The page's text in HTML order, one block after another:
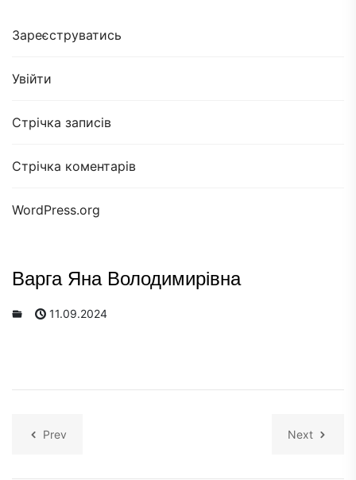
Зареєструватись
Увійти
Стрічка записів
Стрічка коментарів
WordPress.org
Варга Яна Володимирівна
11.09.2024
Prev Next